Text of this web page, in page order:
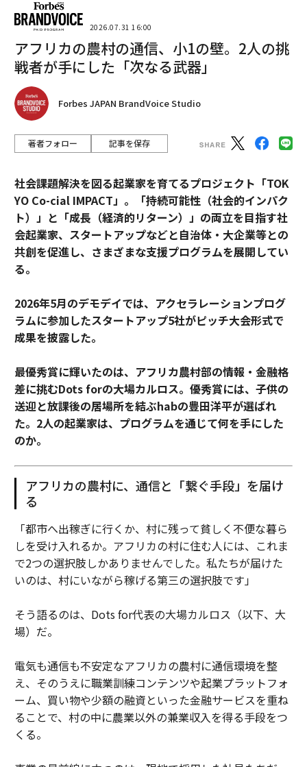
2026.07.31 16:00
アフリカの農村の通信、小1の壁。2人の挑
戦者が手にした「次なる武器」
Forbes JAPAN BrandVoice Studio
著者フォロー 記事を保存
社会課題解決を図る起業家を育てるプロジェクト「TOK
YO Co-cial IMPACT」。
「持続可能性（社会的インパク
ト）」と「成長（経済的リターン）」の両立を目指す社
会起業家、スタートアップなどと自治体・大企業等との
共創を促進し、さまざまな支援プログラムを展開してい
る。
2026年5月のデモデイでは、アクセラレーションプログ
ラムに参加したスタートアップ5社がピッチ大会形式で
成果を披露した。
最優秀賞に輝いたのは、アフリカ農村部の情報・金融格
差に挑むDots forの大場カルロス。優秀賞には、子供の
送迎と放課後の居場所を結ぶhabの豊田洋平が選ばれ
た。2人の起業家は、プログラムを通じて何を手にした
のか。
アフリカの農村に、通信と「繋ぐ手段」を届け
る
「都市へ出稼ぎに行くか、村に残って貧しく不便な暮ら
しを受け入れるか。アフリカの村に住む人には、これま
で2つの選択肢しかありませんでした。私たちが届けた
いのは、村にいながら稼げる第三の選択肢です」
そう語るのは、Dots for代表の大場カルロス（以下、大
場）だ。
電気も通信も不安定なアフリカの農村に通信環境を整
え、そのうえに職業訓練コンテンツや起業プラットフォ
ーム、買い物や少額の融資といった金融サービスを重ね
ることで、村の中に農業以外の兼業収入を得る手段をつ
くる。